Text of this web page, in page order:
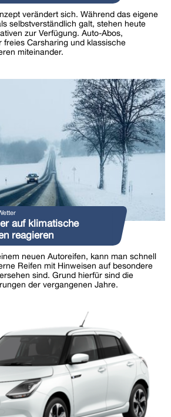
verändert sich. Während das eigene
selbstverständlich galt, stehen heute
zur Verfügung. Auto-Abos,
freies Carsharing und klassische
miteinander.
auf klimatische
reagieren
neuen Autoreifen, kann man schnell
Reifen mit Hinweisen auf besondere
sind. Grund hierfür sind die
der vergangenen Jahre.